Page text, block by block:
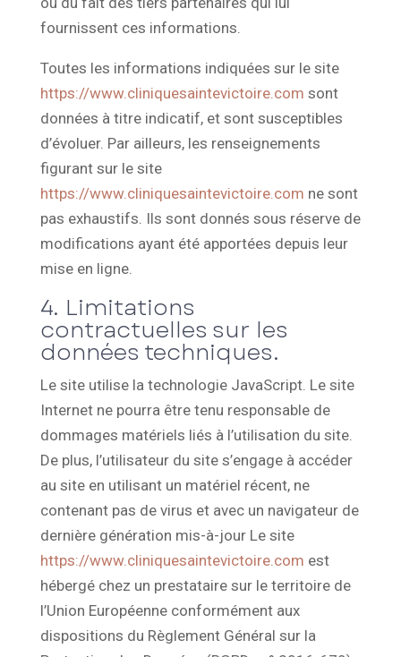
fournissent ces informations.
Toutes les informations indiquées sur le site
https://www.cliniquesaintevictoire.com sont
données à titre indicatif, et sont susceptibles
d’évoluer. Par ailleurs, les renseignements
figurant sur le site
https://www.cliniquesaintevictoire.com ne sont
pas exhaustifs. Ils sont donnés sous réserve de
modifications ayant été apportées depuis leur
mise en ligne.
4. Limitations
contractuelles sur les
données techniques.
Le site utilise la technologie JavaScript. Le site
Internet ne pourra être tenu responsable de
dommages matériels liés à l’utilisation du site.
De plus, l’utilisateur du site s’engage à accéder
au site en utilisant un matériel récent, ne
contenant pas de virus et avec un navigateur de
dernière génération mis-à-jour Le site
https://www.cliniquesaintevictoire.com est
hébergé chez un prestataire sur le territoire de
l’Union Européenne conformément aux
dispositions du Règlement Général sur la